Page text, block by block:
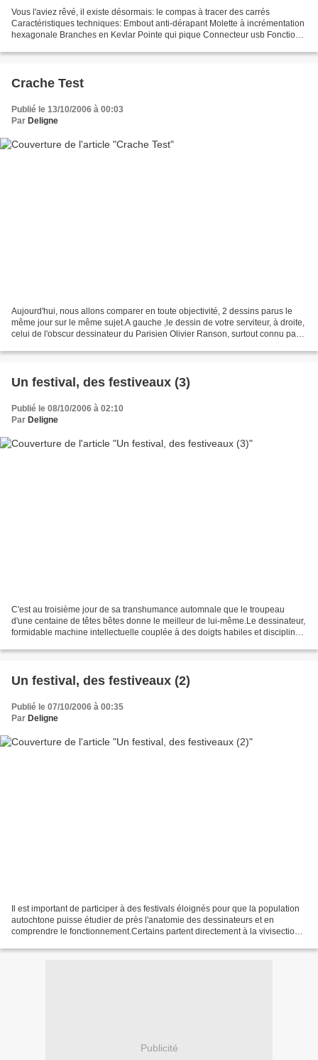
Vous l'aviez rêvé, il existe désormais: le compas à tracer des carrés
Caractéristiques techniques: Embout anti-dérapant Molette à incrémentation
hexagonale Branches en Kevlar Pointe qui pique Connecteur usb Fonction
Crache Test
Publié le 13/10/2006 à 00:03
Par Deligne
Aujourd'hui, nous allons comparer en toute objectivité, 2 dessins parus le
même jour sur le même sujet.A gauche ,le dessin de votre serviteur, à droite,
celui de l'obscur dessinateur du Parisien Olivier Ranson, surtout connu par
Un festival, des festiveaux (3)
Publié le 08/10/2006 à 02:10
Par Deligne
C'est au troisième jour de sa transhumance automnale que le troupeau
d'une centaine de têtes bêtes donne le meilleur de lui-même.Le dessinateur,
formidable machine intellectuelle couplée à des doigts habiles et disciplinés,
Un festival, des festiveaux (2)
Publié le 07/10/2006 à 00:35
Par Deligne
Il est important de participer à des festivals éloignés pour que la population
autochtone puisse étudier de près l'anatomie des dessinateurs et en
comprendre le fonctionnement.Certains partent directement à la vivisection
Publicité